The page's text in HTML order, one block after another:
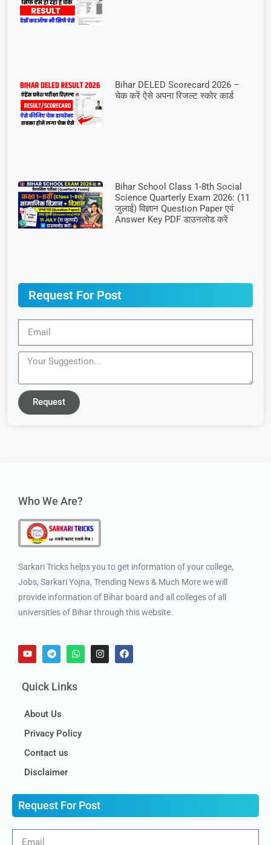
Bihar DELED Scorecard 2026 –
चेक करें ऐसे अपना रिजल्ट स्कोर कार्ड
Bihar School Class 1-8th Social
Science Quarterly Exam 2026: (11
जुलाई) विज्ञान Question Paper एवं
Answer Key PDF डाउनलोड करें
Request For Post
Request
Who We Are?
Sarkari Tricks helps you to get information of your college,
Jobs, Sarkari Yojna, Trending News & Much More we will
provide information of Bihar board and all colleges of all
universities of Bihar through this website.
Quick Links
About Us
Privacy Policy
Contact us
Disclaimer
Request For Post